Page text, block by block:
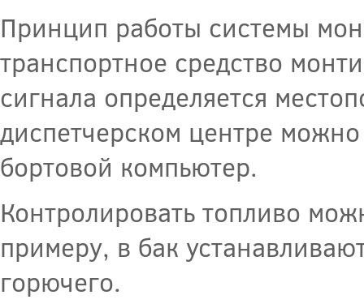
Принцип работы системы
транспортное средство
сигнала определяется
диспетчерском центре
бортовой компьютер.
Контролировать топливо
примеру, в бак
горючего.